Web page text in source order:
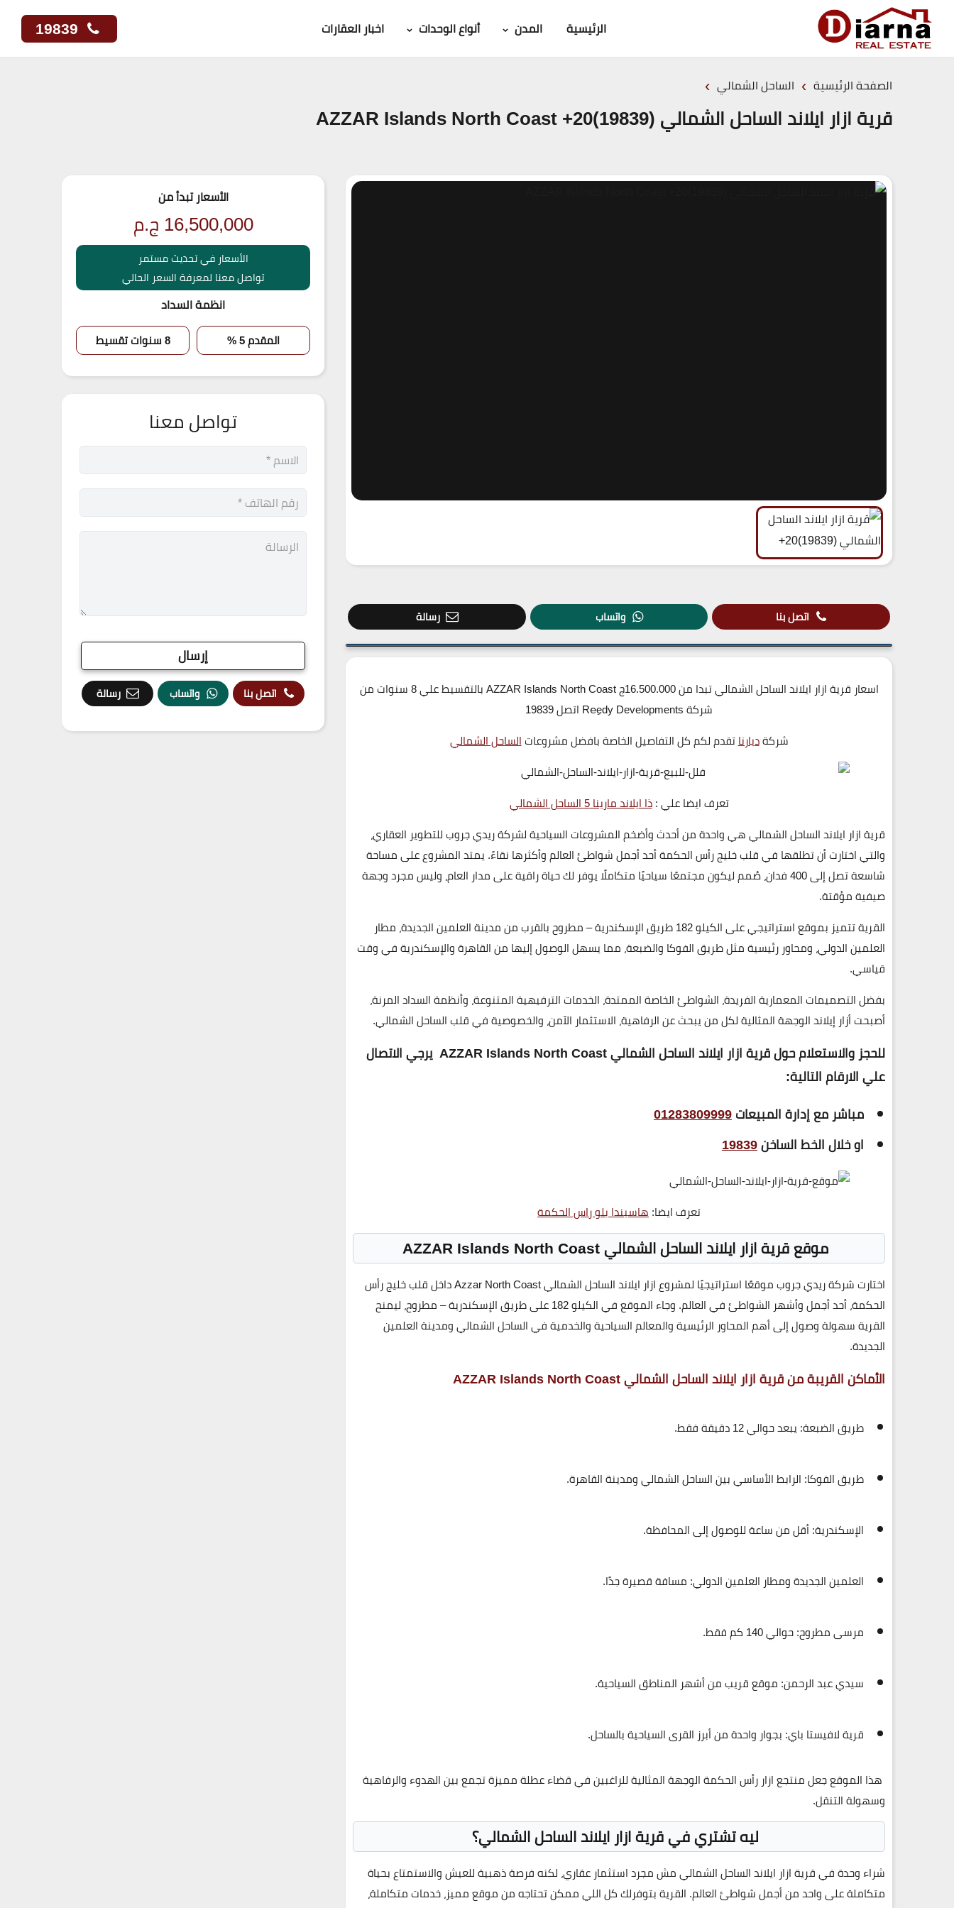
الرئيسية المدن أنواع الوحدات اخبار العقارات
الصفحة الرئيسية › الساحل الشمالي ›
قرية ازار ايلاند الساحل الشمالي (19839)20+ AZZAR Islands North Coast
اتصل بنا واتساب رسالة
اسعار قرية ازار ايلاند الساحل الشمالي تبدا من 16.500.000ج AZZAR Islands North Coast بالتقسيط علي 8 سنوات من
شركة Reِedy Developments اتصل 19839
شركةديارناتقدم لكم كل التفاصيل الخاصة بافضل مشروعاتالساحل الشمالي
تعرف ايضا علي :ذا ايلاند مارينا 5 الساحل الشمالي
قريةازار ايلاند الساحل الشماليهي واحدة من أحدث وأضخم المشروعات السياحية لشركةريدي جروب للتطوير العقاري،
والتي اختارت أن تطلقها في قلبخليج رأس الحكمةأحد أجمل شواطئ العالم وأكثرها نقاءً. يمتد المشروع على مساحة
شاسعة تصل إلى400 فدان
، صُمم ليكون مجتمعًا سياحيًا متكاملًا يوفر لك حياة راقية على مدار العام، وليس مجرد وجهة
صيفية مؤقتة.
القرية تتميز بموقع استراتيجي علىالكيلو 182 طريق الإسكندرية – مطروح
بالقرب من مدينة العلمين الجديدة، مطار
العلمين الدولي، ومحاور رئيسية مثل طريق الفوكا والضبعة، مما يسهل الوصول إليها من القاهرة والإسكندرية في وقت
قياسي.
بفضل التصميمات المعمارية الفريدة، الشواطئ الخاصة الممتدة، الخدمات الترفيهية المتنوعة، وأنظمة السداد المرنة،
أصبحتأزار إيلاندالوجهة المثالية لكل من يبحث عنالرفاهية، الاستثمار الآمن، والخصوصيةفي قلب الساحل الشمالي.
للحجز والاستعلام حول قرية ازار ايلاند الساحل الشمالي AZZAR Islands North Coast
يرجي الاتصال
علي الارقام التالية:
مباشر مع إدارة المبيعات01283809999
او خلال الخط الساخن19839
تعرف ايضا:هاسيندا بلو راس الحكمة
موقع قريةازار ايلاند الساحل الشمالي AZZAR Islands North Coast
اختارت شركةريدي جروبموقعًا استراتيجيًا لمشروعازار ايلاند الساحل الشماليAzzar North Coastداخل قلبخليج رأس
الحكمة، أحد أجمل وأشهر الشواطئ في العالم. وجاء الموقع فيالكيلو 182 على طريق الإسكندرية – مطروح
، ليمنح
القرية سهولة وصول إلى أهم المحاور الرئيسية والمعالم السياحية والخدمية في الساحل الشمالي ومدينة العلمين
الجديدة.
الأماكن القريبة من قريةازار ايلاند الساحل الشمالي AZZAR Islands North Coast
طريق الضبعة: يبعد حوالي 12 دقيقة فقط.
طريق الفوكا: الرابط الأساسي بين الساحل الشمالي ومدينة القاهرة.
الإسكندرية: أقل من ساعة للوصول إلى المحافظة.
العلمين الجديدة ومطار العلمين الدولي: مسافة قصيرة جدًا.
مرسى مطروح: حوالي 140 كم فقط.
سيدي عبد الرحمن: موقع قريب من أشهر المناطق السياحية.
قرية لافيستا باي: بجوار واحدة من أبرز القرى السياحية بالساحل.
هذا الموقع جعلمنتجع ازار رأس الحكمةالوجهة المثالية للراغبين في قضاء عطلة مميزة تجمع بين الهدوء والرفاهية
وسهولة التنقل.
ليه تشتري في قرية ازار ايلاند الساحل الشمالي؟
شراء وحدة فيقرية ازار ايلاند الساحل الشماليمش مجرد استثمار عقاري، لكنه فرصة ذهبية للعيش والاستمتاع بحياة
متكاملة على واحد من أجمل شواطئ العالم. القرية بتوفرلك كل اللي ممكن تحتاجه من موقع مميز، خدمات متكاملة،
الأسعار تبدأ من
16,500,000 ج.م
الأسعار في تحديث مستمر
تواصل معنا لمعرفة السعر الحالي
انظمة السداد
المقدم 5 % 8 سنوات تقسيط
تواصل معنا
اتصل بنا واتساب رسالة